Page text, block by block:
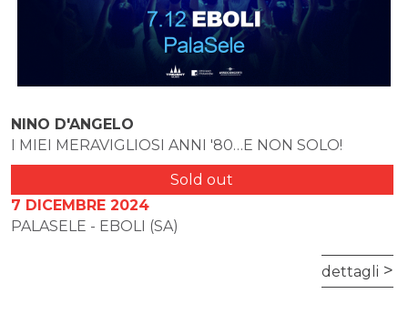
NINO D'ANGELO
I MIEI MERAVIGLIOSI ANNI '80…E NON SOLO!
Sold out
7 DICEMBRE 2024
PALASELE - EBOLI (SA)
dettagli